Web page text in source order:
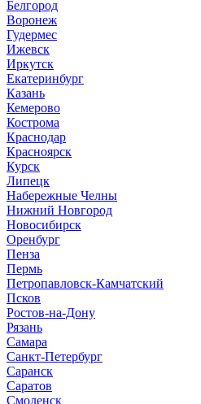
Белгород
Воронеж
Гудермес
Ижевск
Иркутск
Екатеринбург
Казань
Кемерово
Кострома
Краснодар
Красноярск
Курск
Липецк
Набережные Челны
Нижний Новгород
Новосибирск
Оренбург
Пенза
Пермь
Петропавловск-Камчатский
Псков
Ростов-на-Дону
Рязань
Самара
Санкт-Петербург
Саранск
Саратов
Смоленск